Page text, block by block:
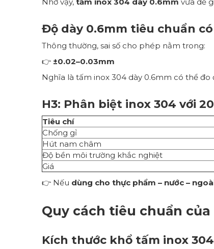
Độ dày 0.6mm tiêu chuẩn
Thông thường, sai số cho phép nằm trong:
👉 ±0.02–0.03mm
Nghĩa là tấm inox 304 dày 0.6mm có thể đo
H3: Phân biệt inox 304 với
Tiêu chí
Chống gỉ
Hút nam châm
Độ bền môi trường khắc nghiệt
Giá
👉 Nếu dùng cho thực phẩm – nước –
Quy cách tiêu chuẩn
Kích thước khổ tấm inox